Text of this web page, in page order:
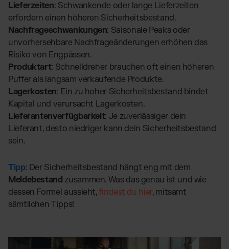
Lieferzeiten: Schwankende oder lange Lieferzeiten
erfordern einen höheren Sicherheitsbestand.
Nachfrageschwankungen: Saisonale Peaks oder
unvorhersehbare Nachfrageänderungen erhöhen das
Risiko von Engpässen.
Produktart: Schnelldreher brauchen oft einen höheren
Puffer als langsam verkaufende Produkte.
Lagerkosten: Ein zu hoher Sicherheitsbestand bindet
Kapital und verursacht Lagerkosten.
Lieferantenverfügbarkeit: Je zuverlässiger dein
Lieferant, desto niedriger kann dein Sicherheitsbestand
sein.
Tipp: Der Sicherheitsbestand hängt eng mit dem
Meldebestand zusammen. Was das genau ist und wie
dessen Formel aussieht,findest du hier, mitsamt
sämtlichen Tipps!